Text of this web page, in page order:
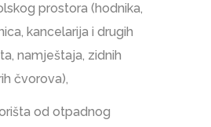
prostora (hodnika,
kancelarija i drugih
namještaja, zidnih
čvorova),
od otpadnog